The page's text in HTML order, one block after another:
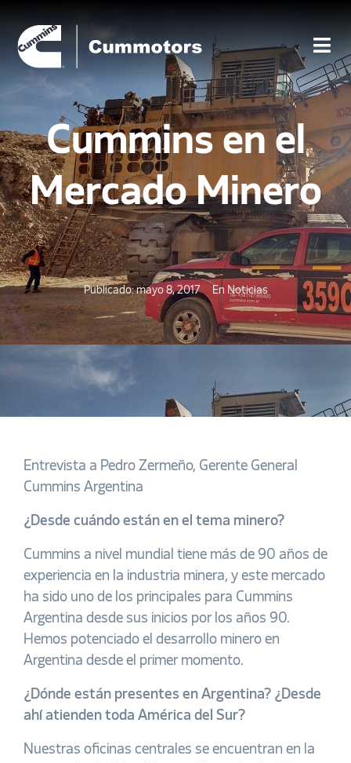
Cummins en el
Mercado Minero
Publicado:mayo 8, 2017 En Noticias
Entrevista a Pedro Zermeño, Gerente General
Cummins Argentina
¿Desde cuándo están en el tema minero?
Cummins a nivel mundial tiene más de 90 años de
experiencia en la industria minera, y este mercado
ha sido uno de los principales para Cummins
Argentina desde sus inicios por los años 90.
Hemos potenciado el desarrollo minero en
Argentina desde el primer momento.
¿Dónde están presentes en Argentina? ¿Desde
ahí atienden toda América del Sur?
Nuestras oficinas centrales se encuentran en la